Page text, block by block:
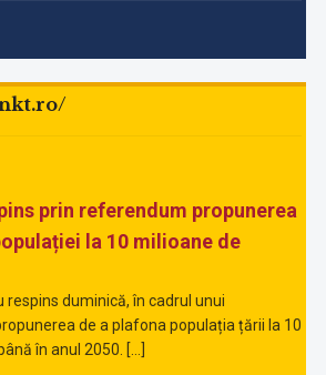
prin referendum propunerea
la 10 milioane de
duminică, în cadrul unui
de a plafona populația țării la 10
în anul 2050. […]